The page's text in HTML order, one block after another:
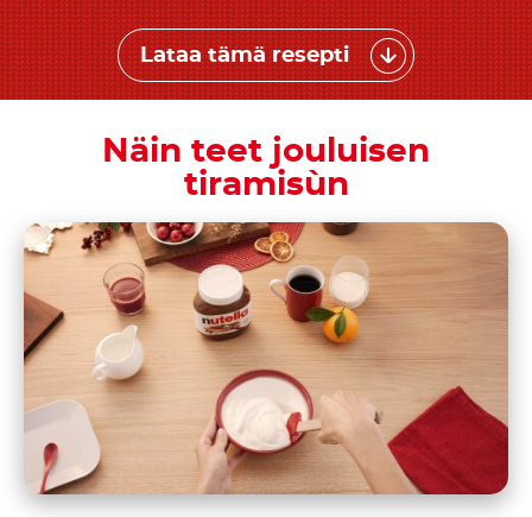
Lataa tämä resepti
Näin teet jouluisen
tiramisùn